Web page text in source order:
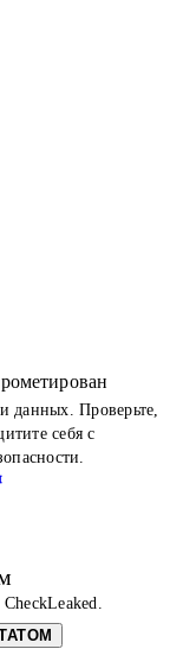
данных. Проверьте,
себя с